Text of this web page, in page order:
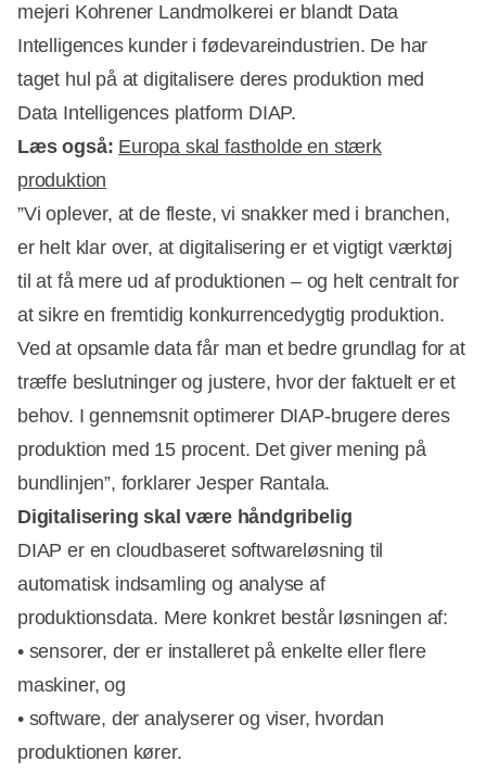
mejeri Kohrener Landmolkerei er blandt Data
Intelligences kunder i fødevareindustrien. De har
taget hul på at digitalisere deres produktion med
Data Intelligences platform DIAP.
Læs også: Europa skal fastholde en stærk
produktion
”Vi oplever, at de fleste, vi snakker med i branchen,
er helt klar over, at digitalisering er et vigtigt værktøj
til at få mere ud af produktionen – og helt centralt for
at sikre en fremtidig konkurrencedygtig produktion.
Ved at opsamle data får man et bedre grundlag for at
træffe beslutninger og justere, hvor der faktuelt er et
behov. I gennemsnit optimerer DIAP-brugere deres
produktion med 15 procent. Det giver mening på
bundlinjen”, forklarer Jesper Rantala.
Digitalisering skal være håndgribelig
DIAP er en cloudbaseret softwareløsning til
automatisk indsamling og analyse af
produktionsdata. Mere konkret består løsningen af:
• sensorer, der er installeret på enkelte eller flere
maskiner, og
• software, der analyserer og viser, hvordan
produktionen kører.